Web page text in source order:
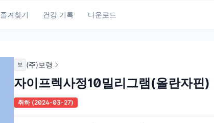
즐겨찾기 건강 기록 다운로드
보 (주)보령
자이프렉사정10밀리그램(올란자핀)
취하(2024-03-27)